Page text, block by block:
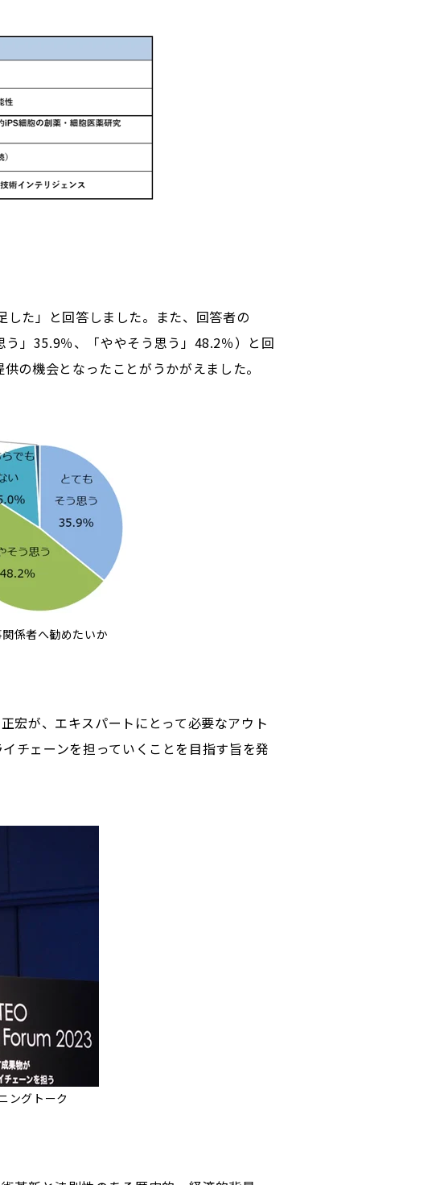
た」と回答しました。また、回答者の
」35.9％、「ややそう思う」48.2％）と回
の機会となったことがうかがえました。
者へ勧めたいか
宏が、エキスパートにとって必要なアウト
チェーンを担っていくことを目指す旨を発
ングトーク